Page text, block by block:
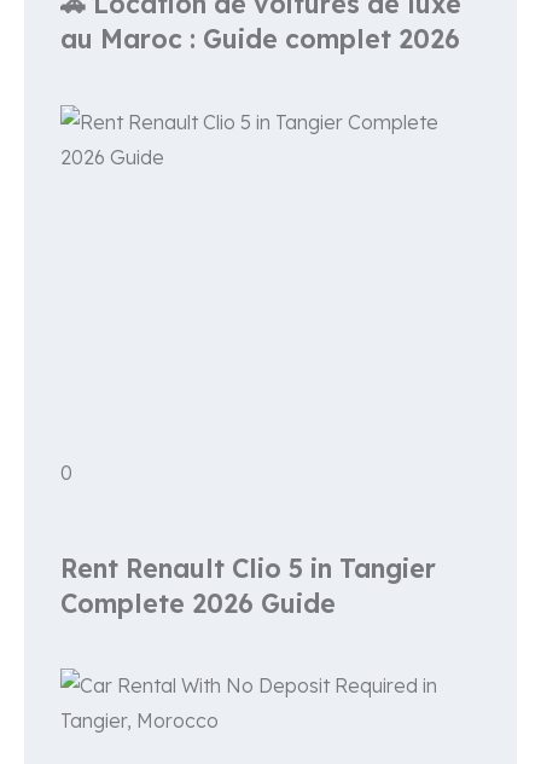
au Maroc : Guide complet 2026
0
Rent Renault Clio 5 in Tangier
Complete 2026 Guide